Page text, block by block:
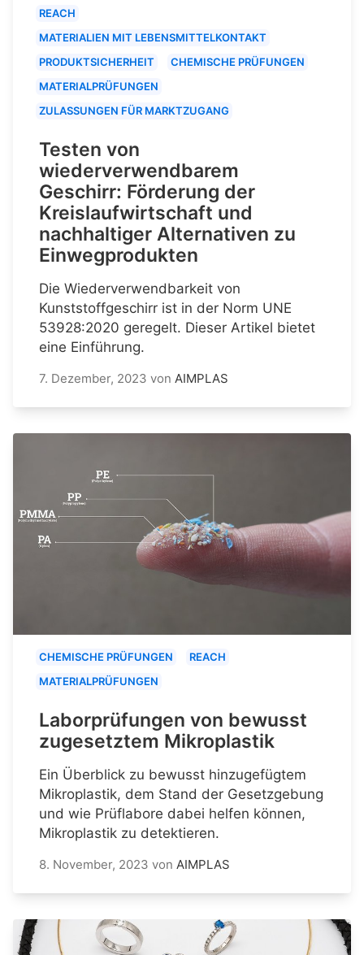
REACH
MATERIALIEN MIT LEBENSMITTELKONTAKT
PRODUKTSICHERHEIT
CHEMISCHE PRÜFUNGEN
MATERIALPRÜFUNGEN
ZULASSUNGEN FÜR MARKTZUGANG
Testen von
wiederverwendbarem
Geschirr: Förderung der
Kreislaufwirtschaft und
nachhaltiger Alternativen zu
Einwegprodukten
Die Wiederverwendbarkeit von
Kunststoffgeschirr ist in der Norm UNE
53928:2020 geregelt. Dieser Artikel bietet
eine Einführung.
7. Dezember, 2023 von AIMPLAS
CHEMISCHE PRÜFUNGEN
REACH
MATERIALPRÜFUNGEN
Laborprüfungen von bewusst
zugesetztem Mikroplastik
Ein Überblick zu bewusst hinzugefügtem
Mikroplastik, dem Stand der Gesetzgebung
und wie Prüflabore dabei helfen können,
Mikroplastik zu detektieren.
8. November, 2023 von AIMPLAS